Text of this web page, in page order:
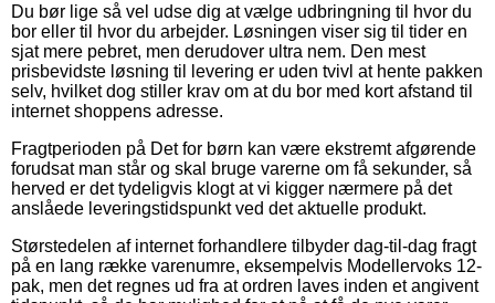
Du bør lige så vel udse dig at vælge udbringning til hvor du
bor eller til hvor du arbejder. Løsningen viser sig til tider en
sjat mere pebret, men derudover ultra nem. Den mest
prisbevidste løsning til levering er uden tvivl at hente pakken
selv, hvilket dog stiller krav om at du bor med kort afstand til
internet shoppens adresse.
Fragtperioden på Det for børn kan være ekstremt afgørende
forudsat man står og skal bruge varerne om få sekunder, så
herved er det tydeligvis klogt at vi kigger nærmere på det
anslåede leveringstidspunkt ved det aktuelle produkt.
Størstedelen af internet forhandlere tilbyder dag-til-dag fragt
på en lang række varenumre, eksempelvis Modellervoks 12-
pak, men det regnes ud fra at ordren laves inden et angivent